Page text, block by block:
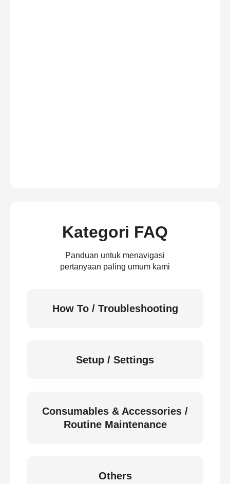
Kategori FAQ
Panduan untuk menavigasi
pertanyaan paling umum kami
How To / Troubleshooting
Setup / Settings
Consumables & Accessories /
Routine Maintenance
Others